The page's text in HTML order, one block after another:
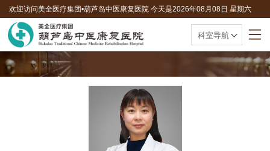
欢迎访问美全医疗集团•葫芦岛中医康复医院 今天是2026年08月08日 星期六
联系电话：0429-8010595
科室导航